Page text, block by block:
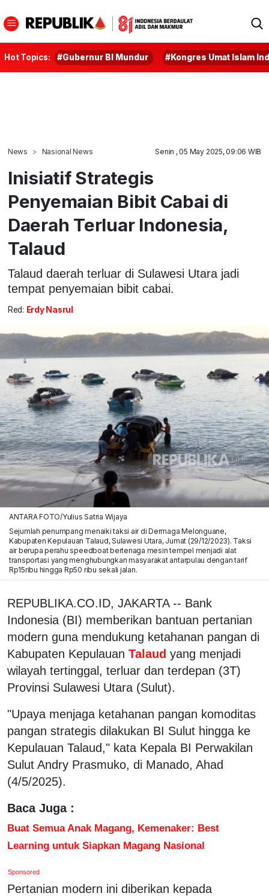
Hot Topics: #Gubernur BI Mundur #Kongres Umat Islam
News Nasional News Senin , 05 May 2025, 09:06 WIB
Inisiatif Strategis
Penyemaian Bibit Cabai di
Daerah Terluar Indonesia,
Talaud
Talaud daerah terluar di Sulawesi Utara jadi
tempat penyemaian bibit cabai.
Red: Erdy Nasrul
ANTARA FOTO/Yulius Satria Wijaya
Sejumlah penumpang menaiki taksi air di Dermaga Melonguane,
Kabupaten Kepulauan Talaud, Sulawesi Utara, Jumat (29/12/2023). Taksi
air berupa perahu speedboat bertenaga mesin tempel menjadi alat
transportasi yang menghubungkan masyarakat antarpulau dengan tarif
Rp15ribu hingga Rp50 ribu sekali jalan.
REPUBLIKA.CO.ID, JAKARTA -- Bank
Indonesia (BI) memberikan bantuan pertanian
modern guna mendukung ketahanan pangan di
Kabupaten Kepulauan Talaud yang menjadi
wilayah tertinggal, terluar dan terdepan (3T)
Provinsi Sulawesi Utara (Sulut).
"Upaya menjaga ketahanan pangan komoditas
pangan strategis dilakukan BI Sulut hingga ke
Kepulauan Talaud," kata Kepala BI Perwakilan
Sulut Andry Prasmuko, di Manado, Ahad
(4/5/2025).
Baca Juga :
Buat Semua Anak Magang, Kemenaker: Best
Learning untuk Siapkan Magang Nasional
Sponsored
Pertanian modern ini diberikan kepada